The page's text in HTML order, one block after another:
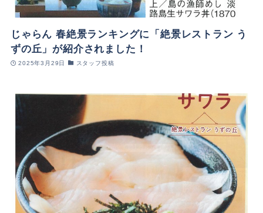
じゃらん 春絶景ランキングに「絶景レストラン う
ずの丘」が紹介されました！
2025年3月29日 スタッフ投稿